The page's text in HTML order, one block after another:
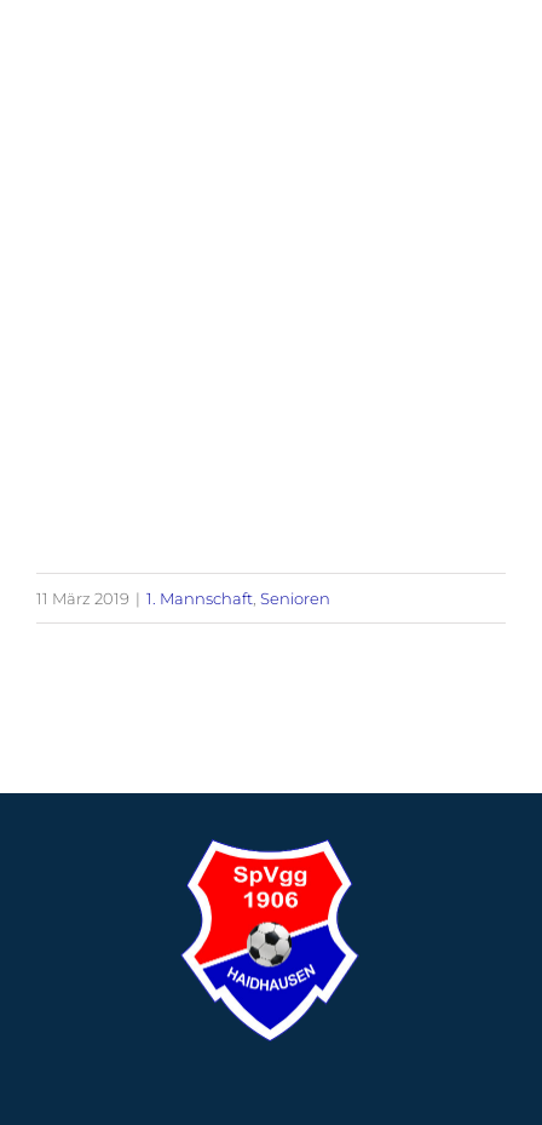
11 März 2019 | 1. Mannschaft Senioren